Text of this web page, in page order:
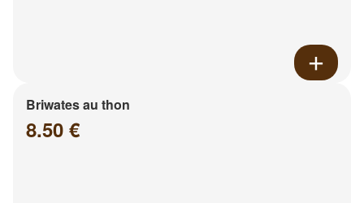
Briwates au thon
8.50 €